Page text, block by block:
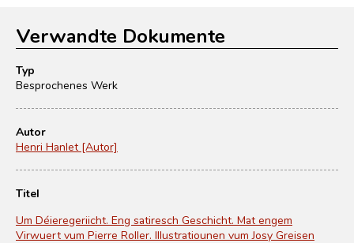
Verwandte Dokumente
Typ
Besprochenes Werk
Autor
Henri Hanlet [Autor]
Titel
Um Déieregeriicht. Eng satiresch Geschicht. Mat engem
Virwuert vum Pierre Roller. Illustratiounen vum Josy Greisen